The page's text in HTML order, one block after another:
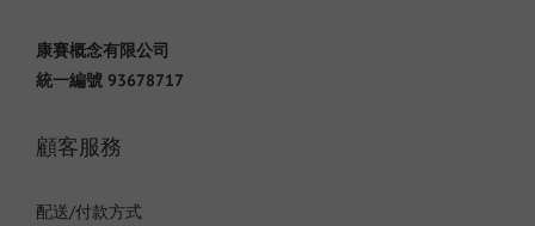
康賽概念有限公司
統一編號 93678717
顧客服務
配送/付款方式